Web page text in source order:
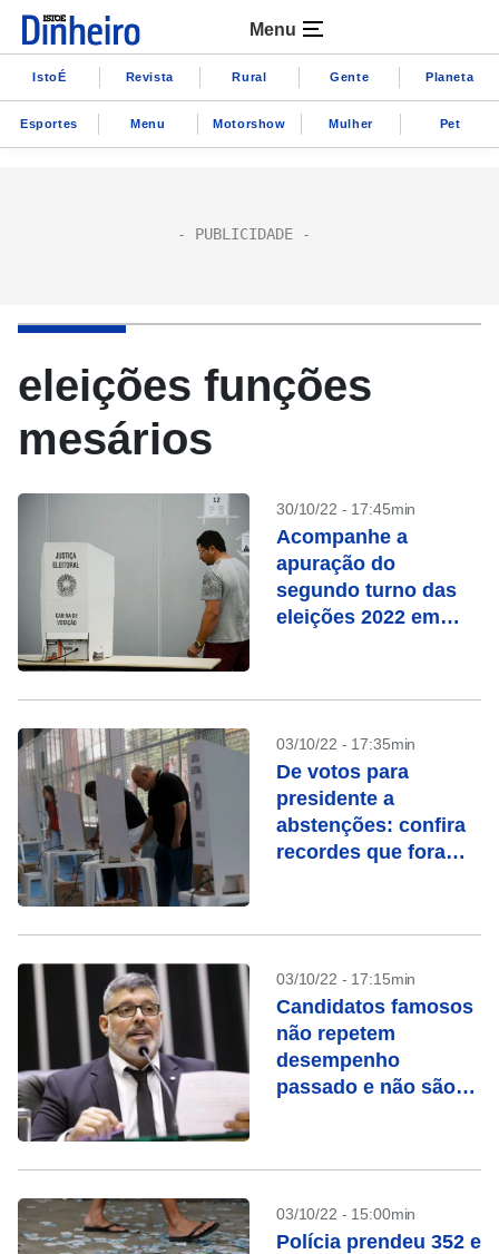
Menu
IstoÉ Revista Rural Gente Planeta
Esportes Menu Motorshow Mulher Pet
eleições funções
mesários
30/10/22 - 17:45min
Acompanhe a
apuração do
segundo turno das
eleições 2022 em
03/10/22 - 17:35min
De votos para
presidente a
abstenções: confira
recordes que foram
03/10/22 - 17:15min
Candidatos famosos
não repetem
desempenho
passado e não são
03/10/22 - 15:00min
Polícia prendeu 352 e